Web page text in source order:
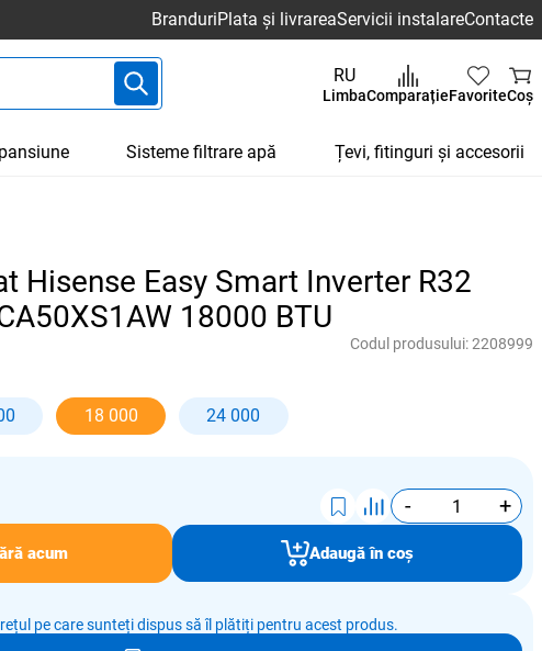
BranduriPlata și livrareaServicii instalareContacte
RU
LimbaComparațieFavoriteCoș
Sisteme filtrare apă Țevi, fitinguri și accesorii
Hisense Easy Smart Inverter R32
18000 BTU
Codul produsului:2208999
18 000 24 000
- +
acum Adaugă în coș
pe care sunteți dispus să îl plătiți pentru acest produs.